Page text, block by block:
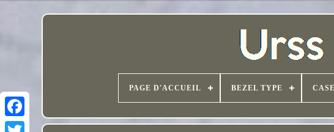
PAGE D'ACCUEIL BEZEL TYPE